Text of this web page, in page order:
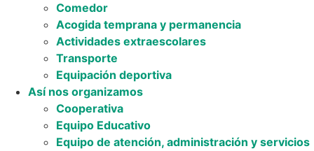
Comedor
Acogida temprana y permanencia
Actividades extraescolares
Transporte
Equipación deportiva
Así nos organizamos
Cooperativa
Equipo Educativo
Equipo de atención, administración y servicios